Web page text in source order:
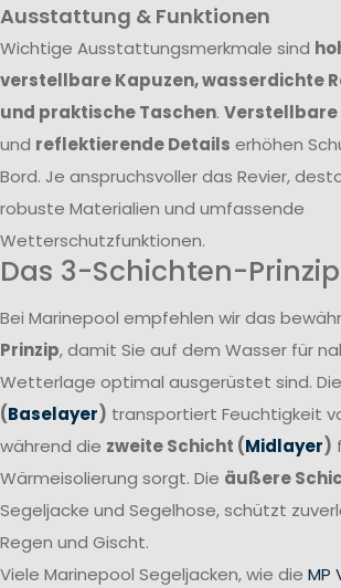
Ausstattung & Funktionen
Wichtige Ausstattungsmerkmale sind
verstellbare Kapuzen, wasserdichte
und praktische Taschen.
und reflektierende Details erhöhen
Bord. Je anspruchsvoller das Revier,
robuste Materialien und umfassende
Wetterschutzfunktionen.
Das 3-Schichten-
Bei Marinepool empfehlen wir das
Prinzip, damit Sie auf dem Wasser für
Wetterlage optimal ausgerüstet sind. Die
(Baselayer) transportiert Feuchtigkeit
während die zweite Schicht (Midlayer)
Wärmeisolierung sorgt. Die äußere
Segeljacke und Segelhose, schützt
Regen und Gischt.
Viele Marinepool Segeljacken, wie die MP